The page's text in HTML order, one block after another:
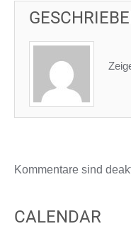
Kommentare sind
CALENDAR